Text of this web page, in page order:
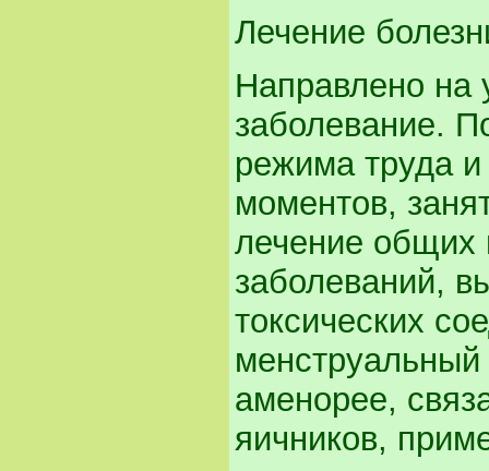
Лечение
Направлено на
заболевание.
режима труда
моментов,
лечение общих
заболеваний,
токсических
аменорее,
яичников,